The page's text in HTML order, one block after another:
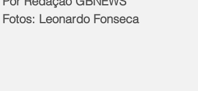
Fotos: Leonardo Fonseca